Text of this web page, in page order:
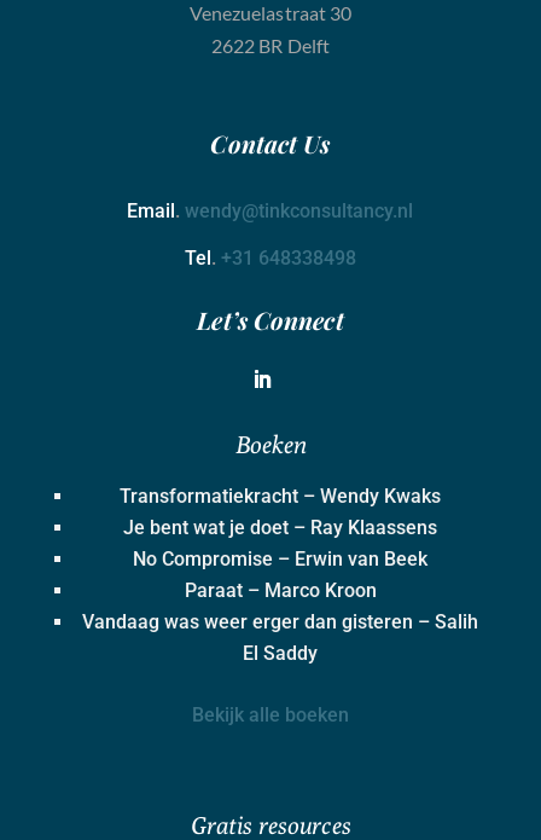
Venezuelastraat 30
2622 BR Delft
ContactUs
Email .wendy@tinkconsultancy.nl
Tel . +31 648338498
Let’s Connect
Boeken
Transformatiekracht – Wendy Kwaks
Je bent wat je doet – Ray Klaassens
No Compromise – Erwin van Beek
Paraat – Marco Kroon
Vandaag was weer erger dan gisteren – Salih
El Saddy
Bekijk alle boeken
Gratis resources